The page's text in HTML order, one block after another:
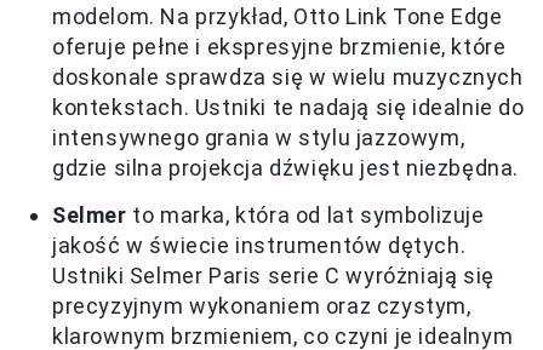
modelom. Na przykład, Otto Link Tone Edge
oferuje pełne i ekspresyjne brzmienie, które
doskonale sprawdza się w wielu muzycznych
kontekstach. Ustniki te nadają się idealnie do
intensywnego grania w stylu jazzowym,
gdzie silna projekcja dźwięku jest niezbędna.
Selmer to marka, która od lat symbolizuje
jakość w świecie instrumentów dętych.
Ustniki Selmer Paris serie C wyróżniają się
precyzyjnym wykonaniem oraz czystym,
klarownym brzmieniem, co czyni je idealnym